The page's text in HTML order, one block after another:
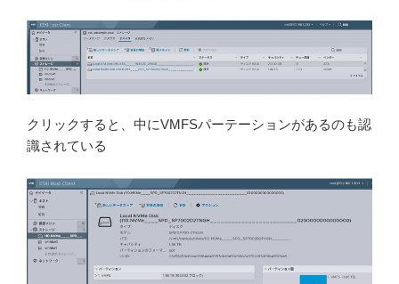
クリックすると、中にVMFSパーテーションがあるのも認
識されている